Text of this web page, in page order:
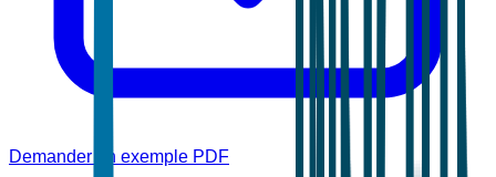
Demander un exemple PDF